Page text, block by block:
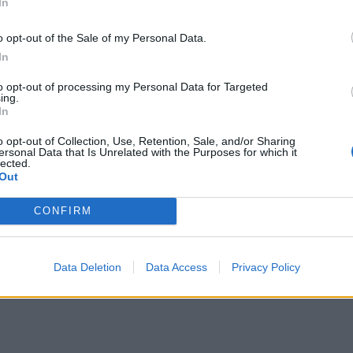
opt-out of the Sale of my Personal Data.
opt-out of processing my Personal Data for Targeted
opt-out of Collection, Use, Retention, Sale, and/or Sharing
Data that Is Unrelated with the Purposes for which it
CONFIRM
Data Deletion Data Access Privacy Policy
με αγριογούρουνο
μετά από τροχαίο με αγριογούρουνο
Χανιά: ΕΔΕ για την υπόθεση της 75χρονης που βρέθηκε
Χανιά: ΕΔΕ για την υπόθεση της
χωράφι
7 Αυγούστου
Κνωσού την Παρασκευή 7 Αυγούστου
Καιρός: Βοριάδες και ζέστη την Παρασκευή (07/08)
Καιρός: Βοριάδες και ζέστη την
Καιρός: Βοριάδες και ζέστη την
Παρασκευή (07/08) στην Κρήτη